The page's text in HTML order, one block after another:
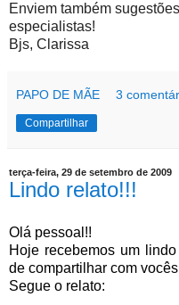
Enviem também
especialistas!
Bjs, Clarissa
PAPO DE MÃE 3
Compartilhar
terça-feira, 29 de setembro de 2009
Lindo relato!!!
Olá pessoal!!
Hoje recebemos um
de compartilhar com
Segue o relato: